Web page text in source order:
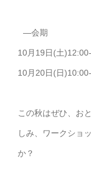
—会期
10月19日(土
10月20日(日
この秋はぜひ、お
しみ、ワークショ
か？